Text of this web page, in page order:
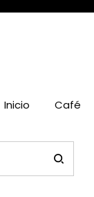
Inicio Café